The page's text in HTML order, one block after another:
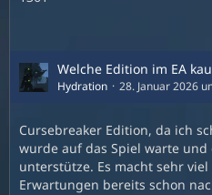
Welche Edition im EA
Hydration 28. Januar 2026
Cursebreaker Edition, da ich
wurde auf das Spiel warte
unterstütze. Es macht sehr
Erwartungen bereits schon